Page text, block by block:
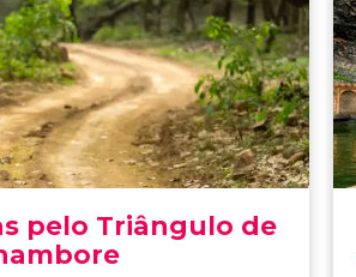
pelo Triângulo de